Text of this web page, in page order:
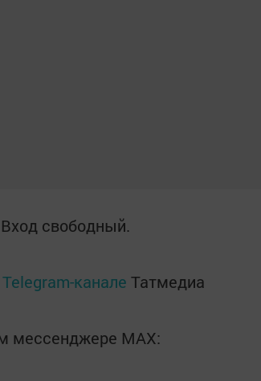
свободный.
Telegram-канале Татмедиа
мессенджере MАХ: